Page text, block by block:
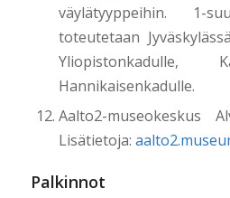
väylätyyppeihin. 1-
toteutetaan
Yliopistonkadulle,
Hannikaisenkadulle.
Aalto2-museokeskus
Lisätietoja:
Palkinnot